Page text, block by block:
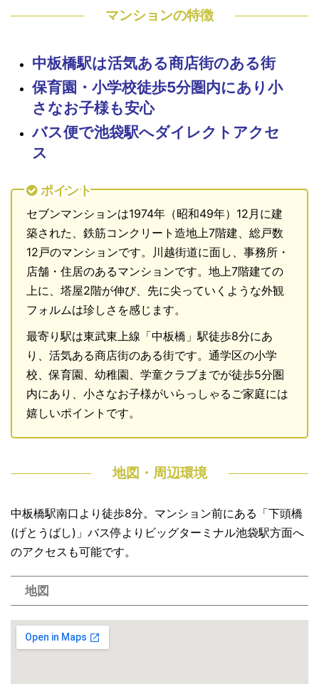
マンションの特徴
中板橋駅は活気ある商店街のある街
保育園・小学校徒歩5分圏内にあり小
さなお子様も安心
バス便で池袋駅へダイレクトアクセ
ス
ポイント
セブンマンションは1974年（昭和49年）12月に建
築された、鉄筋コンクリート造地上7階建、総戸数
12戸のマンションです。川越街道に面し、事務所・
店舗・住居のあるマンションです。地上7階建ての
上に、塔屋2階が伸び、先に尖っていくような外観
フォルムは珍しさを感じます。
最寄り駅は東武東上線「中板橋」駅徒歩8分にあ
り、活気ある商店街のある街です。通学区の小学
校、保育園、幼稚園、学童クラブまでが徒歩5分圏
内にあり、小さなお子様がいらっしゃるご家庭には
嬉しいポイントです。
地図・周辺環境
中板橋駅南口より徒歩8分。マンション前にある「下頭橋
(げとうばし)」バス停よりビッグターミナル池袋駅方面へ
のアクセスも可能です。
地図